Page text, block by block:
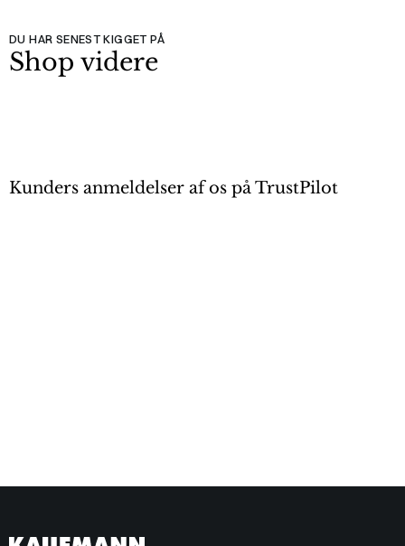
DU HAR SENEST KIGGET PÅ
Shop videre
Kunders anmeldelser af os på TrustPilot